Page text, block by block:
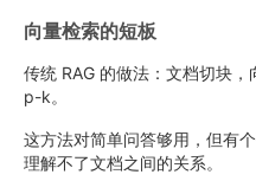
向量检索的短板
传统 RAG 的做法：文档切块
p-k。
这方法对简单问答够用，但有
理解不了文档之间的关系。